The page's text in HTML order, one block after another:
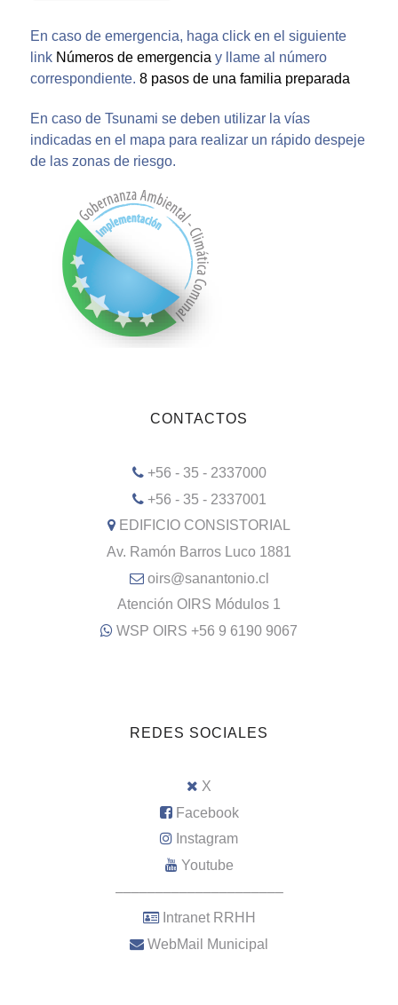
En caso de emergencia, haga click en el siguiente
link Números de emergencia y llame al número
correspondiente. 8 pasos de una familia preparada
En caso de Tsunami se deben utilizar la vías
indicadas en el mapa para realizar un rápido despeje
de las zonas de riesgo.
CONTACTOS
+56 - 35 - 2337000
+56 - 35 - 2337001
EDIFICIO CONSISTORIAL
Av. Ramón Barros Luco 1881
oirs@sanantonio.cl
Atención OIRS Módulos 1
WSP OIRS +56 9 6190 9067
REDES SOCIALES
X
Facebook
Instagram
Youtube
–––––––––––––––––––––
Intranet RRHH
WebMail Municipal